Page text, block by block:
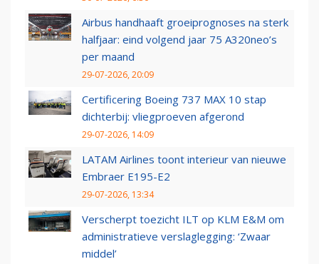
Airbus handhaaft groeiprognoses na sterk
halfjaar: eind volgend jaar 75 A320neo’s
per maand
29-07-2026, 20:09
Certificering Boeing 737 MAX 10 stap
dichterbij: vliegproeven afgerond
29-07-2026, 14:09
LATAM Airlines toont interieur van nieuwe
Embraer E195-E2
29-07-2026, 13:34
Verscherpt toezicht ILT op KLM E&M om
administratieve verslaglegging: ‘Zwaar
middel’